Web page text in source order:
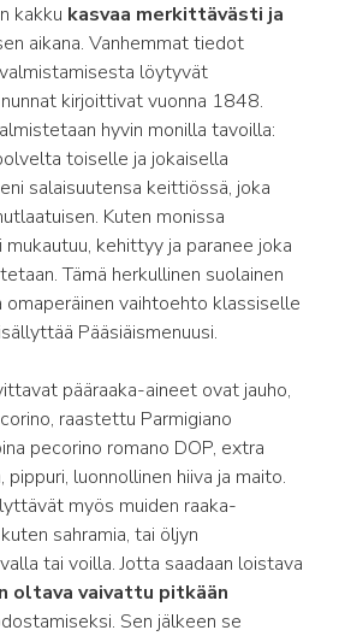
kakku kasvaa merkittävästi ja
aikana. Vanhemmat tiedot
löytyvät
kirjoittivat vuonna 1848.
hyvin monilla tavoilla:
toiselle ja jokaisella
salaisuutensa keittiössä, joka
Kuten monissa
kehittyy ja paranee joka
Tämä herkullinen suolainen
omaperäinen vaihtoehto klassiselle
Pääsiäismenuusi.
pääraaka-aineet ovat jauho,
raastettu Parmigiano
pecorino romano DOP, extra
pippuri, luonnollinen hiiva ja maito.
myös muiden raaka-
sahramia, tai öljyn
tai voilla. Jotta saadaan loistava
oltava vaivattu pitkään
Sen jälkeen se